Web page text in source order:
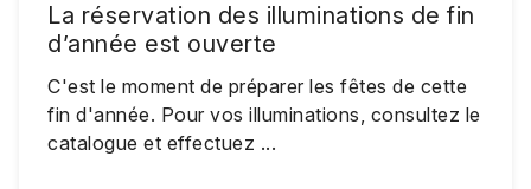
La réservation des illuminations de fin
d’année est ouverte
C'est le moment de préparer les fêtes de cette
fin d'année. Pour vos illuminations, consultez le
catalogue et effectuez ...